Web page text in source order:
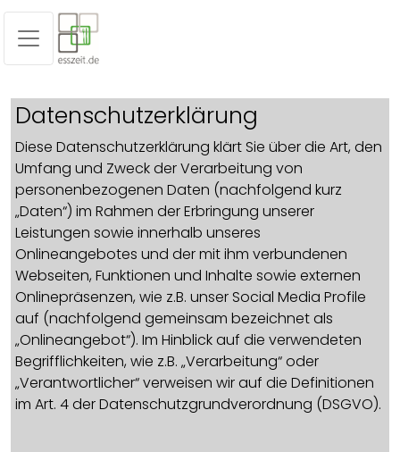
Datenschutzerklärung
Diese Datenschutzerklärung klärt Sie über die Art, den
Umfang und Zweck der Verarbeitung von
personenbezogenen Daten (nachfolgend kurz
„Daten“) im Rahmen der Erbringung unserer
Leistungen sowie innerhalb unseres
Onlineangebotes und der mit ihm verbundenen
Webseiten, Funktionen und Inhalte sowie externen
Onlinepräsenzen, wie z.B. unser Social Media Profile
auf (nachfolgend gemeinsam bezeichnet als
„Onlineangebot“). Im Hinblick auf die verwendeten
Begrifflichkeiten, wie z.B. „Verarbeitung“ oder
„Verantwortlicher“ verweisen wir auf die Definitionen
im Art. 4 der Datenschutzgrundverordnung (DSGVO).